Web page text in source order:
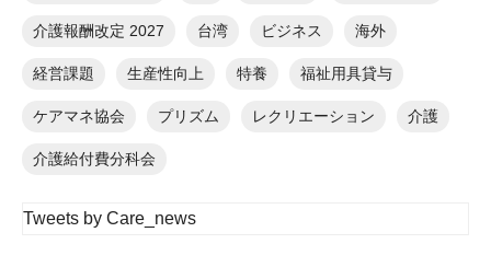
介護報酬改定 2027 台湾 ビジネス 海外
経営課題 生産性向上 特養 福祉用具貸与
ケアマネ協会 プリズム レクリエーション 介護
介護給付費分科会
Tweets by Care_news